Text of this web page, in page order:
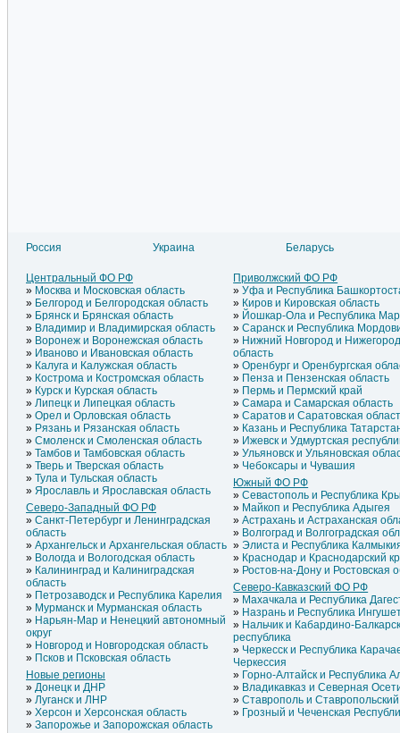
Россия Украина
Беларусь
Латвия
Эстония
Молдавия
Армения
Греция
Грузия
Центральный ФО РФ
Москва и Московская область
Белгород и Белгородская область
Брянск и Брянская область
Владимир и Владимирская область
Воронеж и Воронежская область
Иваново и Ивановская область
Калуга и Калужская область
Кострома и Костромская область
Курск и Курская область
Липецк и Липецкая область
Орел и Орловская область
Рязань и Рязанская область
Смоленск и Смоленская область
Тамбов и Тамбовская область
Тверь и Тверская область
Тула и Тульская область
Ярославль и Ярославская область
Северо-Западный ФО РФ
Санкт-Петербург и Ленинградская
область
Архангельск и Архангельская область
Вологда и Вологодская область
Калининград и Калиниградская
область
Петрозаводск и Республика Карелия
Мурманск и Мурманская область
Нарьян-Мар и Ненецкий автономный
округ
Новгород и Новгородская область
Псков и Псковская область
Новые регионы
Донецк и ДНР
Луганск и ЛНР
Херсон и Херсонская область
Запорожье и Запорожская область
Приволжский ФО РФ
Уфа и Республика
Киров и Кировская область
Йошкар-Ола и Республика
Саранск и Республика
Нижний Новгород и
область
Оренбург и Оренбургская
Пенза и Пензенская область
Пермь и Пермский край
Самара и Самарская область
Саратов и Саратовская
Казань и Республика
Ижевск и Удмуртская
Ульяновск и Ульяновская
Чебоксары и Чувашия
Южный ФО РФ
Севастополь и Республика
Майкоп и Республика Адыгея
Астрахань и Астраханская
Волгоград и Волгоградская
Элиста и Республика
Краснодар и Краснодарский
Ростов-на-Дону и Ростовская
Северо-Кавказский ФО РФ
Махачкала и Республика
Назрань и Республика
Нальчик и Кабардино-
республика
Черкесск и Республика
Черкессия
Горно-Алтайск и Республика
Владикавказ и Северная
Ставрополь и
Грозный и Чеченская